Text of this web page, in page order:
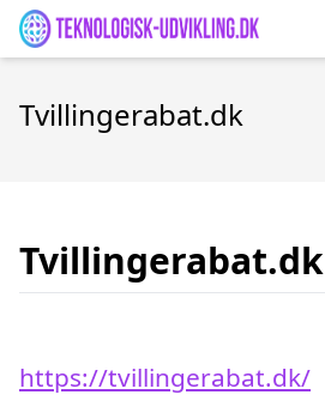
Tvillingerabat.dk
Tvillingerabat.dk
https://tvillingerabat.dk/